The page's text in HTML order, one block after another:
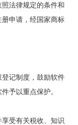
法律规定的条件和
申请，经国家商标
记制度，鼓励软件
予以重点保护。
受有关税收、知识